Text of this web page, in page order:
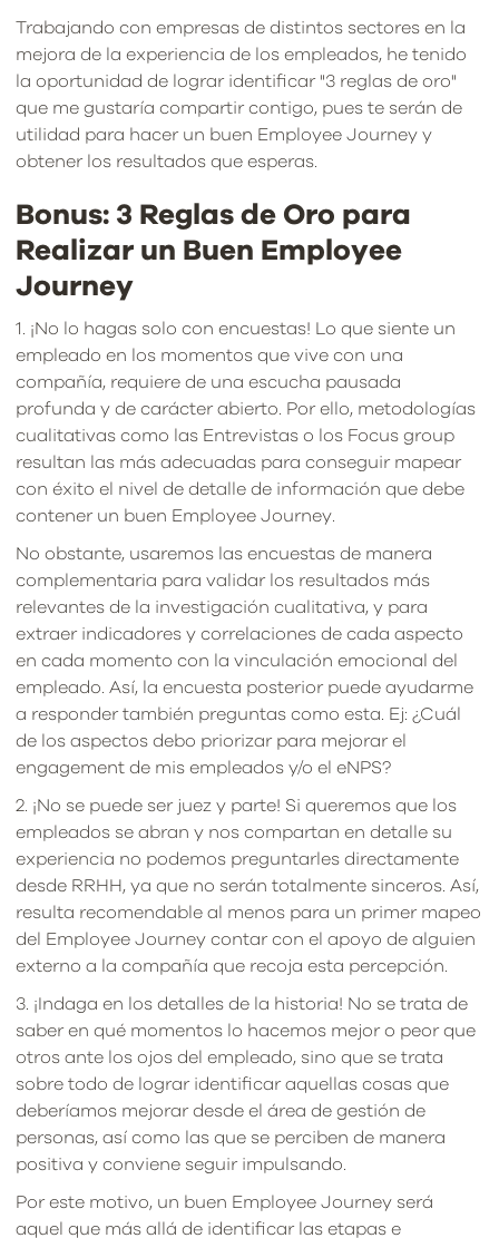
Trabajando con empresas de distintos sectores en la
mejora de la experiencia de los empleados, he tenido
la oportunidad de lograr identificar "3 reglas de oro"
que me gustaría compartir contigo, pues te serán de
utilidad para hacer un buen Employee Journey y
obtener los resultados que esperas.
Bonus: 3 Reglas de Oro para
Realizar un Buen Employee
Journey
1. ¡No lo hagas solo con encuestas! Lo que siente un
empleado en los momentos que vive con una
compañía, requiere de una escucha pausada
profunda y de carácter abierto. Por ello, metodologías
cualitativas como las Entrevistas o los Focus group
resultan las más adecuadas para conseguir mapear
con éxito el nivel de detalle de información que debe
contener un buen Employee Journey.
No obstante, usaremos las encuestas de manera
complementaria para validar los resultados más
relevantes de la investigación cualitativa, y para
extraer indicadores y correlaciones de cada aspecto
en cada momento con la vinculación emocional del
empleado. Así, la encuesta posterior puede ayudarme
a responder también preguntas como esta. Ej: ¿Cuál
de los aspectos debo priorizar para mejorar el
engagement de mis empleados y/o el eNPS?
2. ¡No se puede ser juez y parte! Si queremos que los
empleados se abran y nos compartan en detalle su
experiencia no podemos preguntarles directamente
desde RRHH, ya que no serán totalmente sinceros. Así,
resulta recomendable al menos para un primer mapeo
del Employee Journey contar con el apoyo de alguien
externo a la compañía que recoja esta percepción.
3. ¡Indaga en los detalles de la historia! No se trata de
saber en qué momentos lo hacemos mejor o peor que
otros ante los ojos del empleado, sino que se trata
sobre todo de lograr identificar aquellas cosas que
deberíamos mejorar desde el área de gestión de
personas, así como las que se perciben de manera
positiva y conviene seguir impulsando.
Por este motivo, un buen Employee Journey será
aquel que más allá de identificar las etapas e